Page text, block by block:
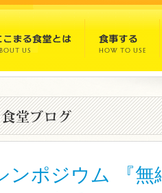
ンポジウム 『無